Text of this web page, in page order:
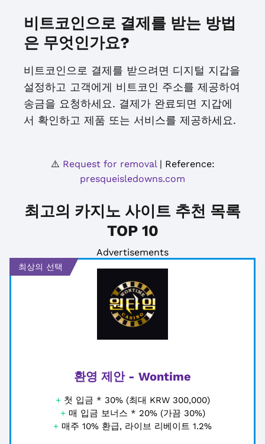
비트코인으로 결제를 받는 방법
은 무엇인가요?
비트코인으로 결제를 받으려면 디지털 지갑을
설정하고 고객에게 비트코인 주소를 제공하여
송금을 요청하세요. 결제가 완료되면 지갑에
서 확인하고 제품 또는 서비스를 제공하세요.
⚠️ Request for removal| Reference:
presqueisledowns.com
최고의 카지노 사이트 추천 목록
TOP 10
Advertisements
최상의 선택
환영 제안 - Wontime
+ 첫 입금 * 30% (최대 KRW 300,000)
+ 매 입금 보너스 * 20% (가끔 30%)
+ 매주 10% 환급, 라이브 리베이트 1.2%